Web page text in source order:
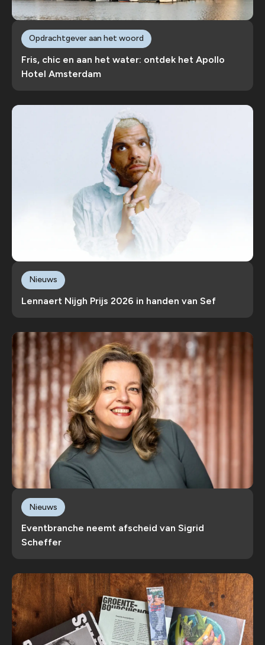
Fris, chic en aan het water: ontdek het Apollo
Hotel Amsterdam
Opdrachtgever aan het woord
Lennaert Nijgh Prijs 2026 in handen van Sef
Nieuws
Eventbranche neemt afscheid van Sigrid
Scheffer
Nieuws